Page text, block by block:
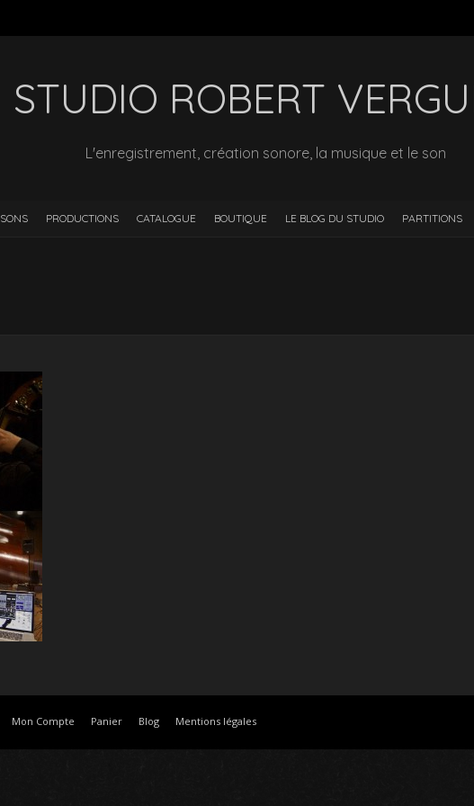
STUDIO ROBERT
L'enregistrement, création sonore, la musique et le son
SONS PRODUCTIONS CATALOGUE BOUTIQUE LE BLOG DU STUDIO PARTITIONS
Mon Compte Panier Blog Mentions légales